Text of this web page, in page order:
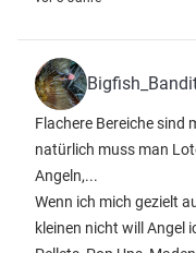
Flachere Bereiche sind
natürlich muss man
Angeln,...
Wenn ich mich gezielt
kleinen nicht will Angel